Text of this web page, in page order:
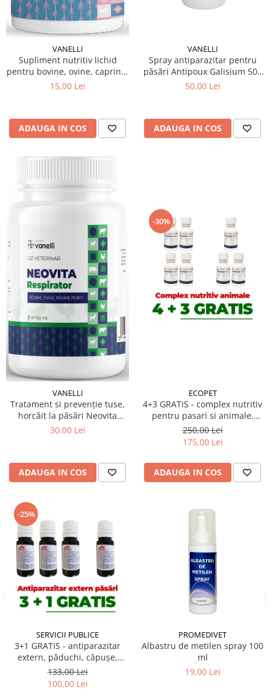
VANELLI
Supliment nutritiv lichid
pentru bovine, ovine, caprine,
păsări și porcine Neovita B
15,00 Lei
ADAUGA IN COS
VANELLI
Spray antiparazitar pentru
păsări Antipoux Galisium 500
ml
50,00 Lei
ADAUGA IN COS
VANELLI
Tratament si prevenție tuse,
horcăit la păsări Neovita
Respirator 100 ml
30,00 Lei
ADAUGA IN COS
-30%
ECOPET
4+3 GRATIS - complex nutritiv
pentru pasari si animale,
Promotor L 47.0 100 ml
250,00 Lei
175,00 Lei
ADAUGA IN COS
-25%
SERVICII PUBLICE
3+1 GRATIS - antiparazitar
extern, păduchi, căpuşe,
pentru păsări Dergall 10 ml
133,00 Lei
100,00 Lei
PROMEDIVET
Albastru de metilen spray 100
ml
19,00 Lei